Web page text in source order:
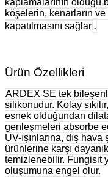
kaplamalarının
köşelerin, kenarların
kapatılmasını sağlar .
Ürün Özellikleri
ARDEX SE tek
silikonudur. Kolay
esnek olduğundan
genleşmeleri absorbe
UV-ışınlarına, dış
ürünlerine karşı
temizlenebilir. Fungisit
oluşumuna engel olur.